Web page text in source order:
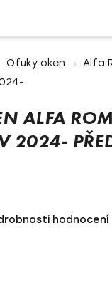
Ofuky oken
Alfa
ALFA
2024-
hodnocení